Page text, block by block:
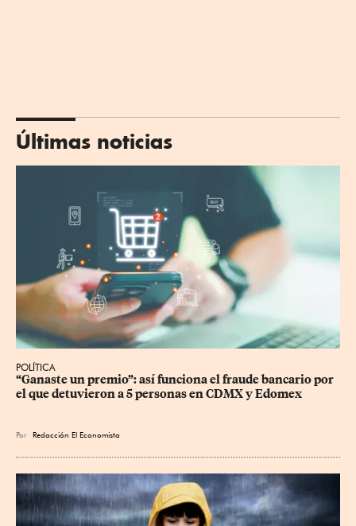
Últimas noticias
POLÍTICA
“Ganaste un premio”: así funciona el fraude bancario por
el que detuvieron a 5 personas en CDMX y Edomex
Por Redacción El Economista